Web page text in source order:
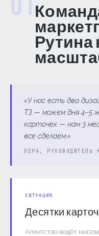
Рутина
«У нас есть два
ТЗ — можем дня 4–5
карточек — нам 3
все сделаем.»
ЛЕРА, РУКОВОДИТЕЛЬ
СИТУАЦИЯ
Десятки
Агентство ведёт